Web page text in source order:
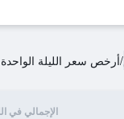
/أرخص سعر الليلة الواحدة
الإجمالي في